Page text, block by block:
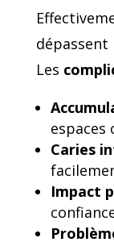
dépassent
Les
espaces
Caries
Impact